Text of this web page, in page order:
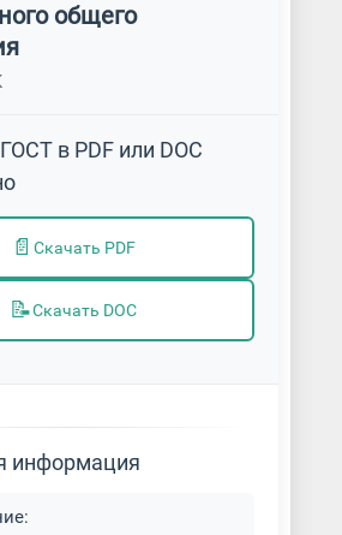
общего
в PDF или DOC
📄 Скачать PDF
📝Скачать DOC
информация